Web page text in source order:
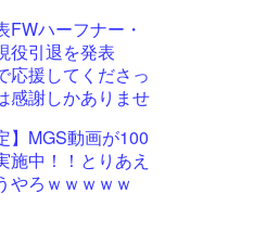
FWハーフナー・
役引退を発表
応援してくださっ
感謝しかありませ
】MGS動画が100
施中！！とりあえ
やろｗｗｗｗｗ